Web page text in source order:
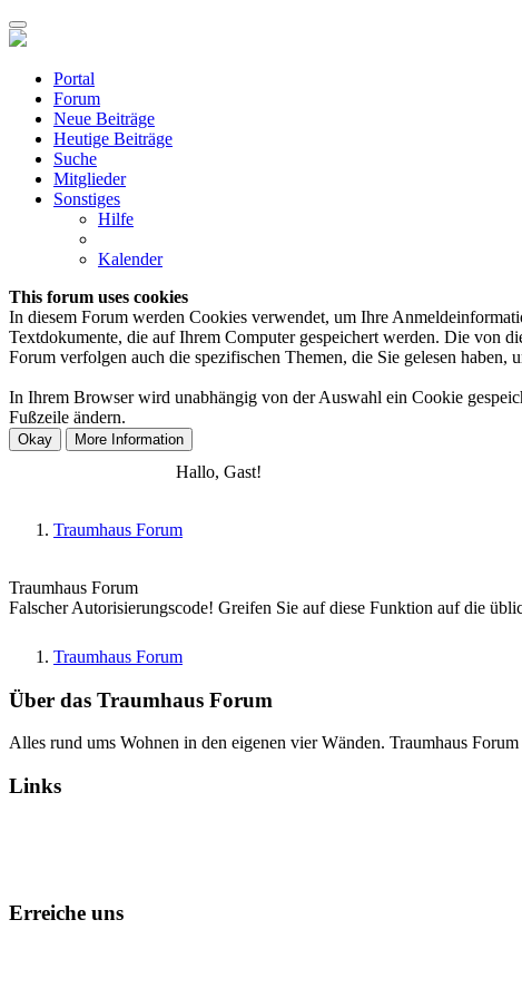
Portal
Forum
Neue Beiträge
Heutige Beiträge
Suche
Mitglieder
Sonstiges
Hilfe
Kalender
This forum uses cookies
In diesem Forum werden Cookies verwendet, um Ihre
Textdokumente, die auf Ihrem Computer gespeichert werden. Die von
Forum verfolgen auch die spezifischen Themen, die Sie gelesen haben,
In Ihrem Browser wird unabhängig von der Auswahl ein Cookie
Fußzeile ändern.
Hallo, Gast!
Traumhaus Forum
Traumhaus Forum
Falscher Autorisierungscode! Greifen Sie auf diese Funktion auf die
Traumhaus Forum
Über das Traumhaus Forum
Alles rund ums Wohnen in den eigenen vier Wänden. Traumhaus Forum
Links
Erreiche uns